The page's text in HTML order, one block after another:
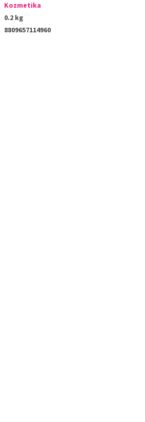
Kozmetika
0.2 kg
8809657114960